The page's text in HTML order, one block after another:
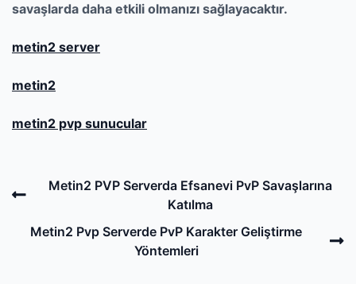
savaşlarda daha etkili olmanızı sağlayacaktır.
metin2 server
metin2
metin2 pvp sunucular
PreviousMetin2 PVP Serverda Efsanevi PvP Savaşlarına
Katılma
Metin2 Pvp Serverde PvP Karakter Geliştirme
Yöntemleri